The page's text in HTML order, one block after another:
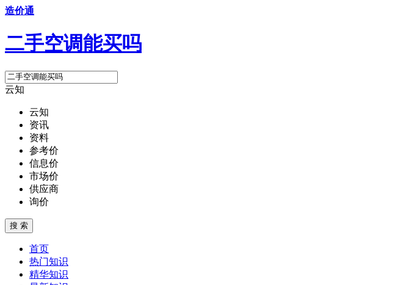
造价通
二手空调能买吗
云知
云知
资讯
资料
参考价
信息价
市场价
供应商
询价
搜 索
首页
热门知识
精华知识